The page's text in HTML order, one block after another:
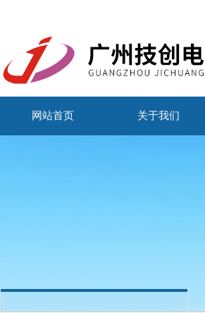
网站首页 关于我们